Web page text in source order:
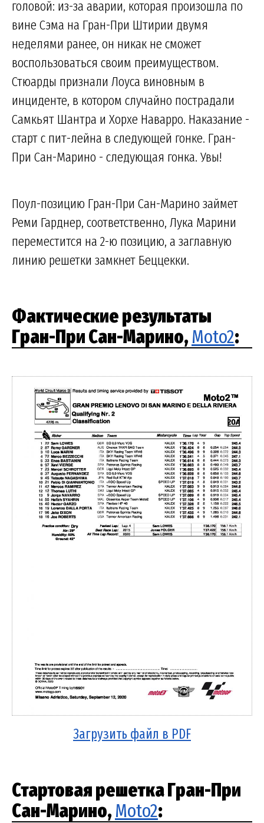
головой: из-за аварии, которая произошла по
вине Сэма на Гран-При Штирии двумя
неделями ранее, он никак не сможет
воспользоваться своим преимуществом.
Стюарды признали Лоуса виновным в
инциденте, в котором случайно пострадали
Самкьят Шантра и Хорхе Наварро. Наказание -
старт с пит-лейна в следующей гонке. Гран-
При Сан-Марино - следующая гонка. Увы!
Поул-позицию Гран-При Сан-Марино займет
Реми Гарднер, соответственно, Лука Марини
переместится на 2-ю позицию, а заглавную
линию решетки замкнет Беццекки.
Фактические результаты
Гран-При Сан-Марино,Moto2:
Загрузить файл в PDF
Стартовая решетка Гран-При
Сан-Марино,Moto2: